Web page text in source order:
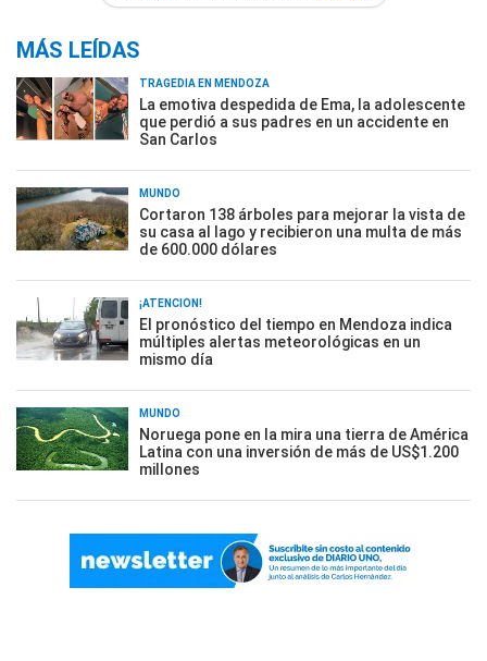
MÁS LEÍDAS
TRAGEDIA EN MENDOZA
La emotiva despedida de Ema, la adolescente
que perdió a sus padres en un accidente en
San Carlos
MUNDO
Cortaron 138 árboles para mejorar la vista de
su casa al lago y recibieron una multa de más
de 600.000 dólares
¡ATENCIÓN!
El pronóstico del tiempo en Mendoza indica
múltiples alertas meteorológicas en un
mismo día
MUNDO
Noruega pone en la mira una tierra de América
Latina con una inversión de más de US$1.200
millones